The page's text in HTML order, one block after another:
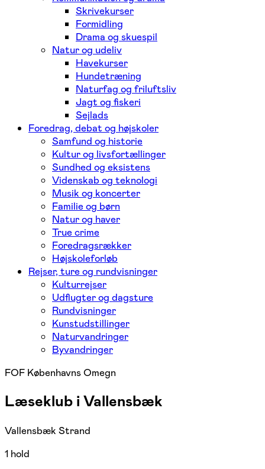
Skrivekurser
Formidling
Drama og skuespil
Natur og udeliv
Havekurser
Hundetræning
Naturfag og friluftsliv
Jagt og fiskeri
Sejlads
Foredrag, debat og højskoler
Samfund og historie
Kultur og livsfortællinger
Sundhed og eksistens
Videnskab og teknologi
Musik og koncerter
Familie og børn
Natur og haver
True crime
Foredragsrækker
Højskoleforløb
Rejser, ture og rundvisninger
Kulturrejser
Udflugter og dagsture
Rundvisninger
Kunstudstillinger
Naturvandringer
Byvandringer
FOF Københavns Omegn
Læseklub i Vallensbæk
Vallensbæk Strand
1 hold